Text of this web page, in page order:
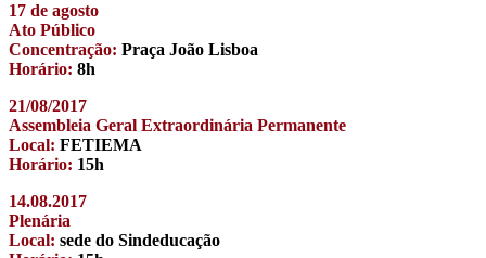
17 de agosto
Ato Público
Concentração: Praça João Lisboa
Horário: 8h
21/08/2017
Assembleia Geral Extraordinária Permanente
Local: FETIEMA
Horário: 15h
14.08.2017
Plenária
Local: sede do Sindeducação